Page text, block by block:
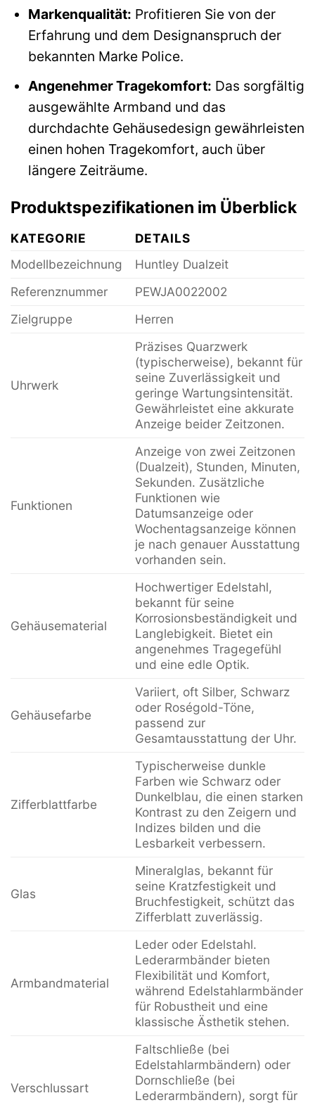
Markenqualität: Profitieren Sie von der
Erfahrung und dem Designanspruch der
bekannten Marke Police.
Angenehmer Tragekomfort: Das sorgfältig
ausgewählte Armband und das
durchdachte Gehäusedesign gewährleisten
einen hohen Tragekomfort, auch über
längere Zeiträume.
Produktspezifikationen im Überblick
KATEGORIE
DETAILS
Modellbezeichnung
Huntley Dualzeit
Referenznummer
PEWJA0022002
Zielgruppe
Herren
Uhrwerk
Präzises Quarzwerk
(typischerweise), bekannt für
seine Zuverlässigkeit und
geringe Wartungsintensität.
Gewährleistet eine akkurate
Anzeige beider Zeitzonen.
Funktionen
Anzeige von zwei Zeitzonen
(Dualzeit), Stunden, Minuten,
Sekunden. Zusätzliche
Funktionen wie
Datumsanzeige oder
Wochentagsanzeige können
je nach genauer Ausstattung
vorhanden sein.
Gehäusematerial
Hochwertiger Edelstahl,
bekannt für seine
Korrosionsbeständigkeit und
Langlebigkeit. Bietet ein
angenehmes Tragegefühl
und eine edle Optik.
Gehäusefarbe
Variiert, oft Silber, Schwarz
oder Roségold-Töne,
passend zur
Gesamtausstattung der Uhr.
Zifferblattfarbe
Typischerweise dunkle
Farben wie Schwarz oder
Dunkelblau, die einen starken
Kontrast zu den Zeigern und
Indizes bilden und die
Lesbarkeit verbessern.
Glas
Mineralglas, bekannt für
seine Kratzfestigkeit und
Bruchfestigkeit, schützt das
Zifferblatt zuverlässig.
Armbandmaterial
Leder oder Edelstahl.
Lederarmbänder bieten
Flexibilität und Komfort,
während Edelstahlarmbänder
für Robustheit und eine
klassische Ästhetik stehen.
Verschlussart
Faltschließe (bei
Edelstahlarmbändern) oder
Dornschließe (bei
Lederarmbändern), sorgt für